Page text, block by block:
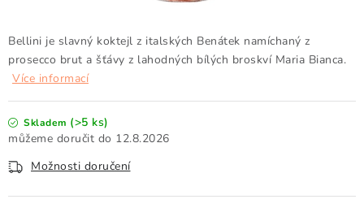
Bellini je slavný koktejl z italských Benátek namíchaný z
prosecco brut a šťávy z lahodných bílých broskví Maria Bianca.
Více informací
Skladem (>5 ks)
12.8.2026
Možnosti doručení